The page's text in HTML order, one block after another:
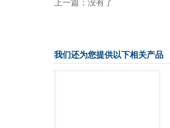
上一篇：没有了
我们还为您提供以下相关产品